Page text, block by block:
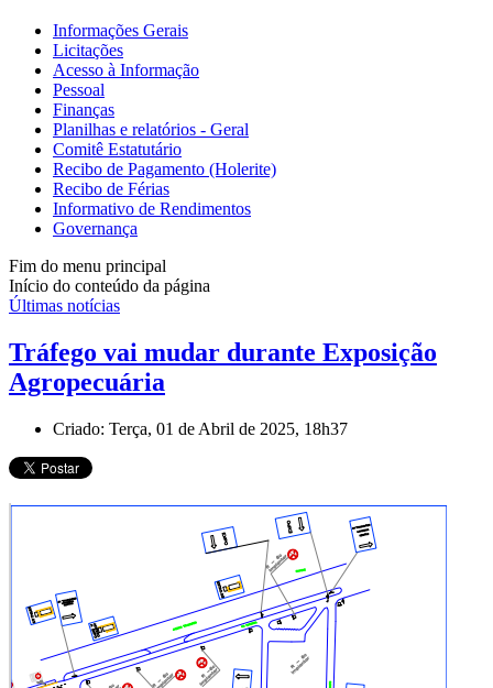
Informações Gerais
Licitações
Acesso à Informação
Pessoal
Finanças
Planilhas e relatórios - Geral
Comitê Estatutário
Recibo de Pagamento (Holerite)
Recibo de Férias
Informativo de Rendimentos
Governança
Fim do menu principal
Início do conteúdo da página
Últimas notícias
Tráfego vai mudar durante Exposição
Agropecuária
Criado: Terça, 01 de Abril de 2025, 18h37